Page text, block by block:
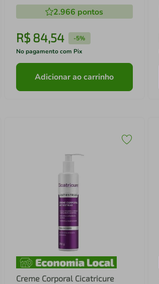
2.966 pontos
R$ 84,54 -5%
No pagamento com Pix
Adicionar ao carrinho
Creme Corporal Cicatricure